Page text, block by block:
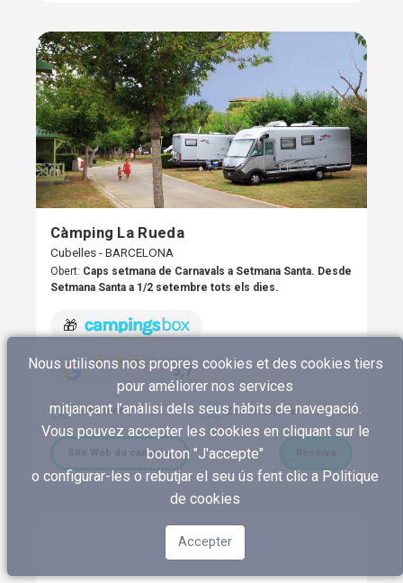
Càmping La Rueda
Cubelles - BARCELONA
Obert: Caps setmana de Carnavals a Setmana Santa. Desde
Setmana Santa a 1/2 setembre tots els dies.
🎁
3,7
Pet Friendly Zone maritime
Site Web du camping
Nous utilisons nos propres cookies et des cookies tiers
pour améliorer nos services
mitjançant l’anàlisi dels seus hàbits de navegació.
Vous pouvez accepter les cookies en cliquant sur le
bouton "J'accepte"
o configurar-les o rebutjar el seu ús fent clic aPolitique
de cookies
Accepter